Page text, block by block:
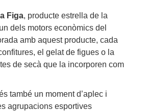
Figa, producte estrella de la
dels motors econòmics del
amb aquest producte, cada
el gelat de figues o la
de secà que la incorporen com
també un moment d’aplec i
agrupacions esportives